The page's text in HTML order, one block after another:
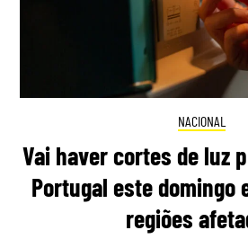
NACIONAL
Vai haver cortes de luz
Portugal este domingo
regiões